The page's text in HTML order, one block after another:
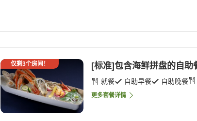
仅剩3个房间！ [标准]包含海鲜拼盘的自
就餐 自助早餐 自助晚餐
更多套餐详情